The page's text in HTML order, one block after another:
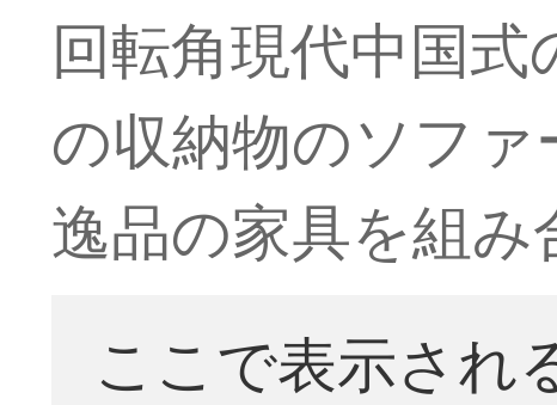
回転角現代中国
の収納物のソフ
逸品の家具を組み
ここで表示され